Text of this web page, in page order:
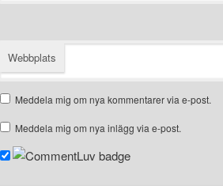
Webbplats
Meddela mig om nya kommentarer via e-post.
Meddela mig om nya inlägg via e-post.